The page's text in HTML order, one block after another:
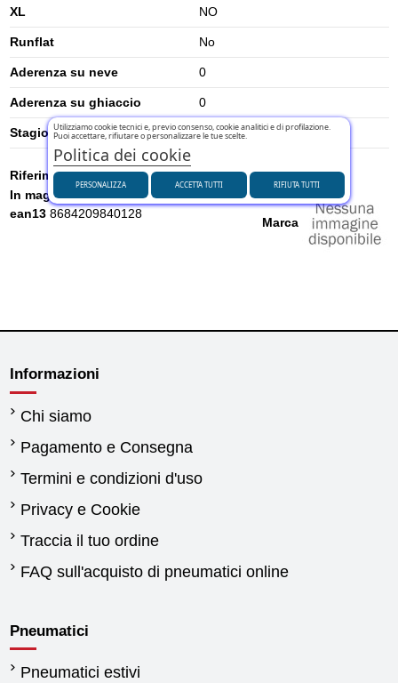
XL NO
Runflat No
Aderenza su neve 0
Aderenza su ghiaccio 0
Stagione Estivi
Marca
Riferimento UR7016240102SHA
In magazzino
ean13 8684209840128
Informazioni
Chi siamo
Pagamento e Consegna
Termini e condizioni d'uso
Privacy e Cookie
Traccia il tuo ordine
FAQ sull'acquisto di pneumatici online
Pneumatici
Pneumatici estivi
Utilizziamo cookie tecnici e, previo consenso, cookie analitici e di profilazione.
Puoi accettare, rifiutare o personalizzare le tue scelte.
Politica dei cookie
PERSONALIZZA RIFIUTA TUTTI
ACCETTA TUTTI